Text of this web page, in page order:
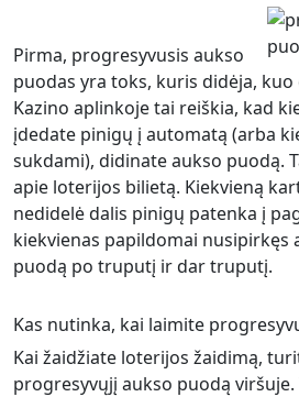
Pirma, progresyvusis aukso
puodas yra toks, kuris didėja,
Kazino aplinkoje tai reiškia, kad
įdedate pinigų į automatą (arba
sukdami), didinate aukso puodą.
apie loterijos bilietą. Kiekvieną
nedidelė dalis pinigų patenka į
kiekvienas papildomai nusipirkęs
puodą po truputį ir dar truputį.
Kas nutinka, kai laimite
Kai žaidžiate loterijos žaidimą,
progresyvųjį aukso puodą